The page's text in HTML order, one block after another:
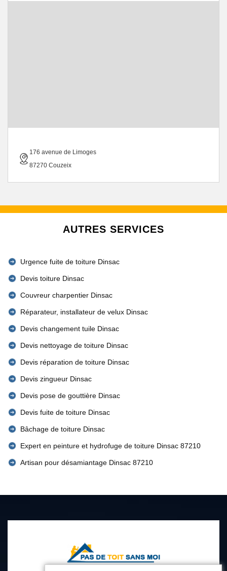
176 avenue de Limoges
87270 Couzeix
AUTRES SERVICES
Urgence fuite de toiture Dinsac
Devis toiture Dinsac
Couvreur charpentier Dinsac
Réparateur, installateur de velux Dinsac
Devis changement tuile Dinsac
Devis nettoyage de toiture Dinsac
Devis réparation de toiture Dinsac
Devis zingueur Dinsac
Devis pose de gouttière Dinsac
Devis fuite de toiture Dinsac
Bâchage de toiture Dinsac
Expert en peinture et hydrofuge de toiture Dinsac 87210
Artisan pour désamiantage Dinsac 87210